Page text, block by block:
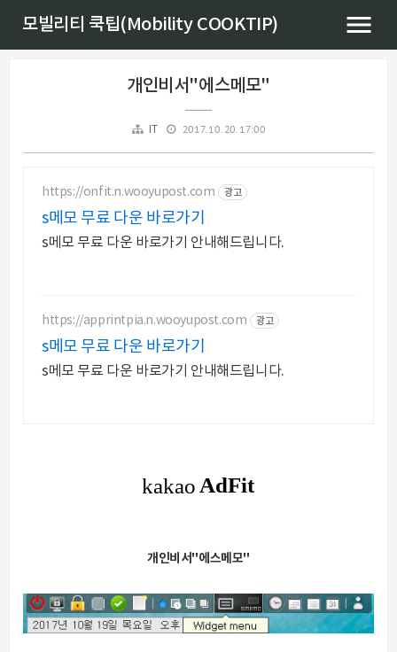
모빌리티 쿡팁(Mobility COOKTIP)
개인비서"에스메모"
IT 2017. 10. 20. 17:00
https://onfit.n.wooyupost.com 광고
s메모 무료 다운 바로가기
s메모 무료 다운 바로가기 안내해드립니다.
https://apprintpia.n.wooyupost.com 광고
s메모 무료 다운 바로가기
s메모 무료 다운 바로가기 안내해드립니다.
개인비서"에스메모"